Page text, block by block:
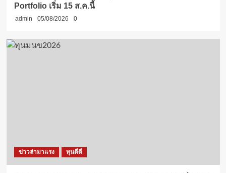
Portfolio เริ่ม 15 ส.ค.นี้
admin 05/08/2026 0
ข่าวล่ามาแรง ทุนดีดี